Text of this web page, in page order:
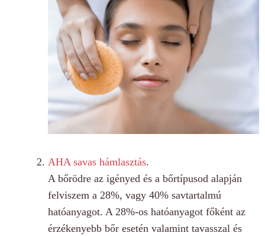
AHA savas hámlasztás.
A bőrödre az igényed és a bőrtípusod alapján
felviszem a 28%, vagy 40% savtartalmú
hatóanyagot. A 28%-os hatóanyagot főként az
érzékenyebb bőr esetén valamint tavasszal és